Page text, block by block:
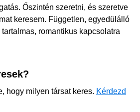
Őszintén szeretni, és szeretve
keresem. Független, egyedülálló
romantikus kapcsolatra
hogy milyen társat keres. Kérdezd